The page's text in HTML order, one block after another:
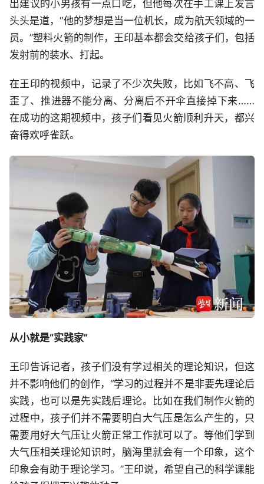
出建议的小男孩有一点口吃，但他每次在手工课上发言
头头是道，“他的梦想是当一位机长，成为航天领域的一
员。”塑料火箭的制作，王印基本都会交给孩子们，包括
发射前的装水、打起。
在王印的视频中，记录了不少次失败，比如飞不高、飞
歪了、推进器不能分离、分离后不开伞直接掉下来……
在成功的这期视频中，孩子们看见火箭顺利升天，都兴
奋得欢呼雀跃。
从小就是“实践家”
王印告诉记者，孩子们没有学过相关的理论知识，但这
并不影响他们的创作，“学习的过程并不是非要先理论后
实践，也可以是先实践后理论。比如在我们制作火箭的
过程中，孩子们并不需要明白大气压是怎么产生的，只
需要用好大气压让火箭正常工作就可以了。等他们学到
大气压相关理论知识时，脑海里就会有一个印象，这个
印象会有助于理论学习。”王印说，希望自己的科学课能